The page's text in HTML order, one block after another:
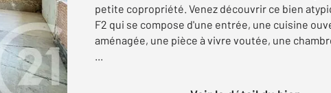
petite copropriété. Venez découvrir ce bien
F2 qui se compose d'une entrée, une cuisine
aménagée, une pièce à vivre voutée, une
...